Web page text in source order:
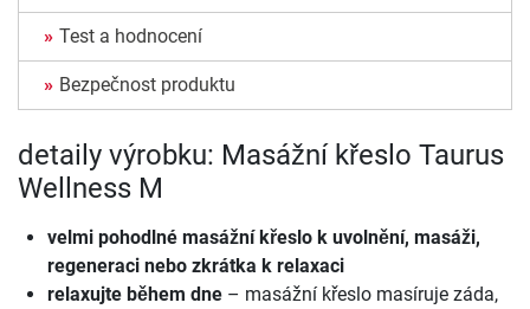
Test a hodnocení
Bezpečnost produktu
detaily výrobku: Masážní křeslo Taurus
Wellness M
velmi pohodlné masážní křeslo k uvolnění, masáži,
regeneraci nebo zkrátka k relaxaci
relaxujte během dne – masážní křeslo masíruje záda,